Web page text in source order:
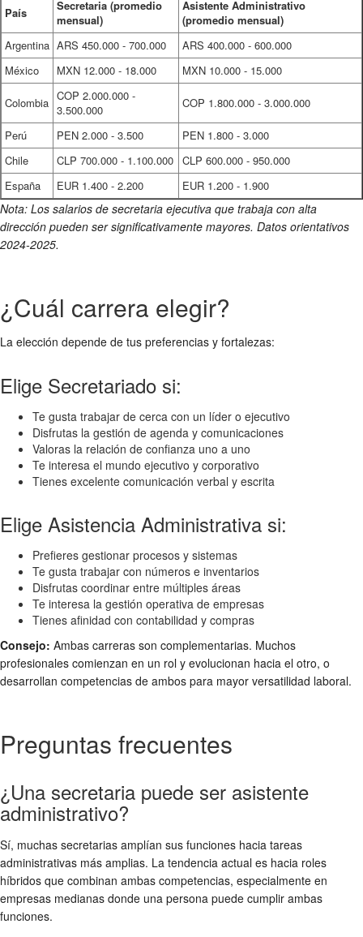
País
Secretaria (promedio
mensual)
Asistente Administrativo
(promedio mensual)
Argentina ARS 450.000 - 700.000
ARS 400.000 - 600.000
México
MXN 12.000 - 18.000 MXN 10.000 - 15.000
Colombia COP 2.000.000 -
3.500.000
COP 1.800.000 - 3.000.000
Perú PEN 2.000 - 3.500
PEN 1.800 - 3.000
Chile
CLP 700.000 - 1.100.000 CLP 600.000 - 950.000
España
EUR 1.400 - 2.200 EUR 1.200 - 1.900
Nota: Los salarios de secretaria ejecutiva que trabaja con alta
dirección pueden ser significativamente mayores. Datos orientativos
2024-2025.
¿Cuál carrera elegir?
La elección depende de tus preferencias y fortalezas:
Elige Secretariado si:
Te gusta trabajar de cerca con un líder o ejecutivo
Disfrutas la gestión de agenda y comunicaciones
Valoras la relación de confianza uno a uno
Te interesa el mundo ejecutivo y corporativo
Tienes excelente comunicación verbal y escrita
Elige Asistencia Administrativa si:
Prefieres gestionar procesos y sistemas
Te gusta trabajar con números e inventarios
Disfrutas coordinar entre múltiples áreas
Te interesa la gestión operativa de empresas
Tienes afinidad con contabilidad y compras
Consejo: Ambas carreras son complementarias. Muchos
profesionales comienzan en un rol y evolucionan hacia el otro, o
desarrollan competencias de ambos para mayor versatilidad laboral.
Preguntas frecuentes
¿Una secretaria puede ser asistente
administrativo?
Sí, muchas secretarias amplían sus funciones hacia tareas
administrativas más amplias. La tendencia actual es hacia roles
híbridos que combinan ambas competencias, especialmente en
empresas medianas donde una persona puede cumplir ambas
funciones.